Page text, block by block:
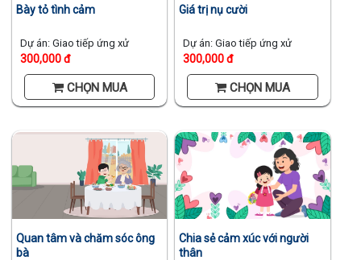
Bày tỏ tình cảm
Dự án: Giao tiếp ứng xử
300,000 đ
CHỌN MUA
Giá trị nụ cười
Dự án: Giao tiếp ứng xử
300,000 đ
CHỌN MUA
Quan tâm và chăm sóc ông
bà
Chia sẻ cảm xúc với người
thân